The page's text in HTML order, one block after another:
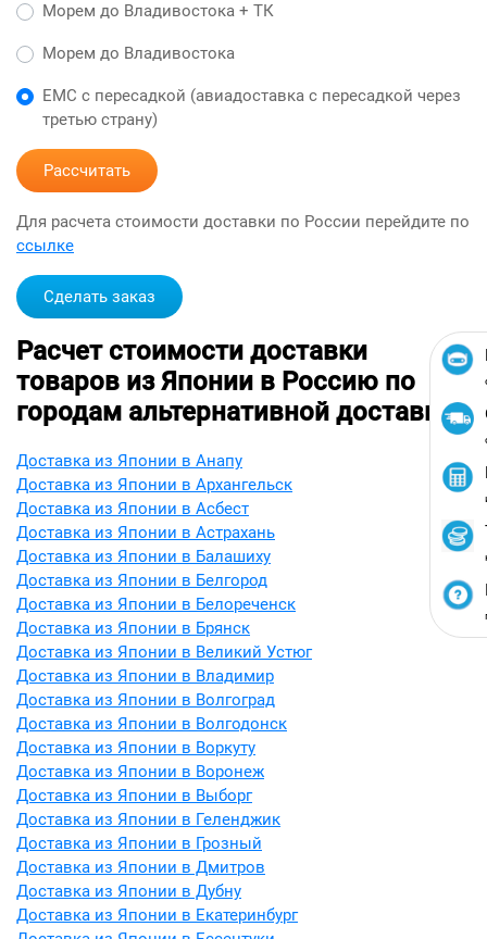
Морем до Владивостока + ТК
Морем до Владивостока
ЕМС с пересадкой (авиадоставка с пересадкой через
третью страну)
Рассчитать
Для расчета стоимости доставки по России перейдите по
ссылке
Сделать заказ
Расчет стоимости доставки
товаров из Японии в Россию по
городам альтернативной доставкой
Доставка из Японии в Анапу
Доставка из Японии в Архангельск
Доставка из Японии в Асбест
Доставка из Японии в Астрахань
Доставка из Японии в Балашиху
Доставка из Японии в Белгород
Доставка из Японии в Белореченск
Доставка из Японии в Брянск
Доставка из Японии в Великий Устюг
Доставка из Японии в Владимир
Доставка из Японии в Волгоград
Доставка из Японии в Волгодонск
Доставка из Японии в Воркуту
Доставка из Японии в Воронеж
Доставка из Японии в Выборг
Доставка из Японии в Геленджик
Доставка из Японии в Грозный
Доставка из Японии в Дмитров
Доставка из Японии в Дубну
Доставка из Японии в Екатеринбург